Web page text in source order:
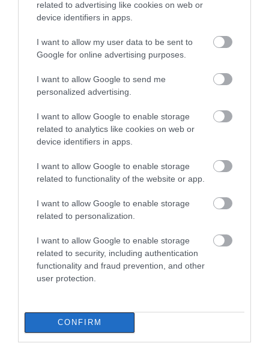
related to advertising like cookies on web or
device identifiers in apps.
I want to allow my user data to be sent to
Google for online advertising purposes.
I want to allow Google to send me
personalized advertising.
I want to allow Google to enable storage
related to analytics like cookies on web or
device identifiers in apps.
I want to allow Google to enable storage
related to functionality of the website or app.
I want to allow Google to enable storage
related to personalization.
I want to allow Google to enable storage
related to security, including authentication
functionality and fraud prevention, and other
user protection.
CONFIRM
που γίνονται στο σχολείο του Μύτικα
Χαλκίδας
11.09.2025 | 22:00
υπερυψηλής τάσης στον Μύτικα;